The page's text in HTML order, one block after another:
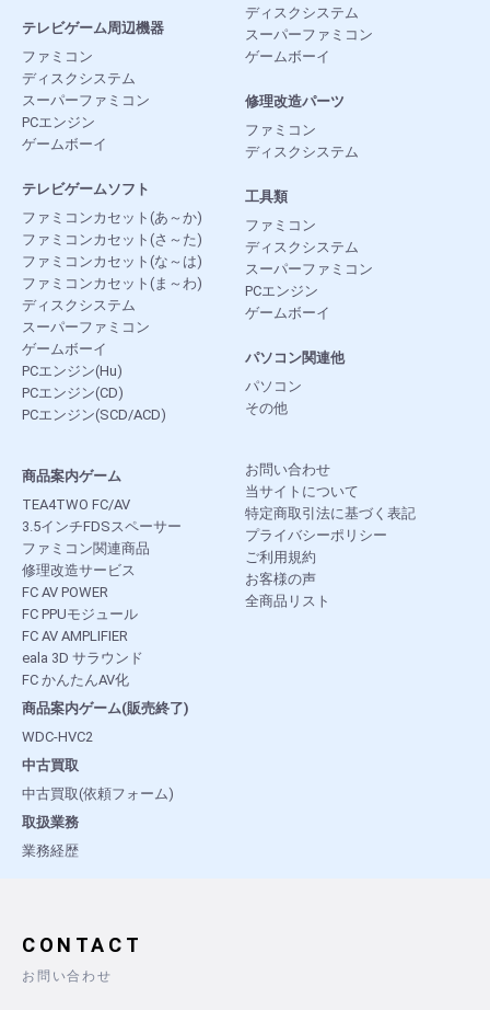
テレビゲーム周辺機器
ファミコン
ディスクシステム
スーパーファミコン
PCエンジン
ゲームボーイ
テレビゲームソフト
ファミコンカセット(あ～か)
ファミコンカセット(さ～た)
ファミコンカセット(な～は)
ファミコンカセット(ま～わ)
ディスクシステム
スーパーファミコン
ゲームボーイ
PCエンジン(Hu)
PCエンジン(CD)
PCエンジン(SCD/ACD)
ディスクシステム
スーパーファミコン
ゲームボーイ
修理改造パーツ
ファミコン
ディスクシステム
工具類
ファミコン
ディスクシステム
スーパーファミコン
PCエンジン
ゲームボーイ
パソコン関連他
パソコン
その他
商品案内ゲーム
TEA4TWO FC/AV
3.5インチFDSスペーサー
ファミコン関連商品
修理改造サービス
FC AV POWER
FC PPUモジュール
FC AV AMPLIFIER
eala 3D サラウンド
FC かんたんAV化
商品案内ゲーム(販売終了)
WDC-HVC2
中古買取
中古買取(依頼フォーム)
取扱業務
業務経歴
お問い合わせ
当サイトについて
特定商取引法に基づく表記
プライバシーポリシー
ご利用規約
お客様の声
全商品リスト
CONTACT
お問い合わせ